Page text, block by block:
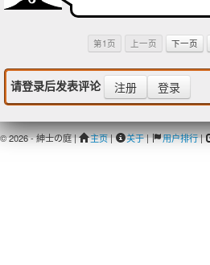
第1页 上一页 下一页
请登录后发表评论 注册 登录
© 2026 - 紳士の庭 | 主页| 关于| 用户排行|